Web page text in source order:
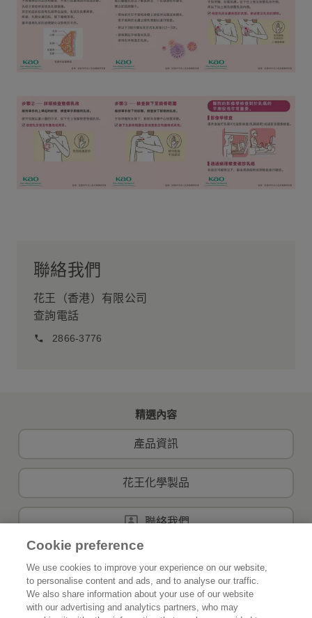
聯絡我們
花王（香港）有限公司
查詢電話
2866-3776
精選內容
產品資訊
花王化學製品
聯絡我們
首頁 關於花王
Cookie preference
We use cookies to improve your experience on our website,
to personalise content and ads, and to analyse our traffic.
We also share information about your use of our website
with our advertising and analytics partners, who may